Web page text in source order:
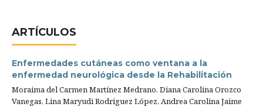
ARTÍCULOS
Enfermedades cutáneas como ventana a la
enfermedad neurológica desde la Rehabilitación
Moraima del Carmen Martínez Medrano, Diana Carolina Orozco
Vanegas, Lina Maryudi Rodriguez López, Andrea Carolina Jaime